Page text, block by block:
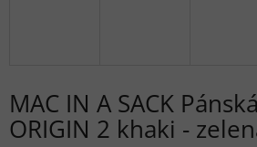
MAC IN A SACK
ORIGIN 2 khaki -